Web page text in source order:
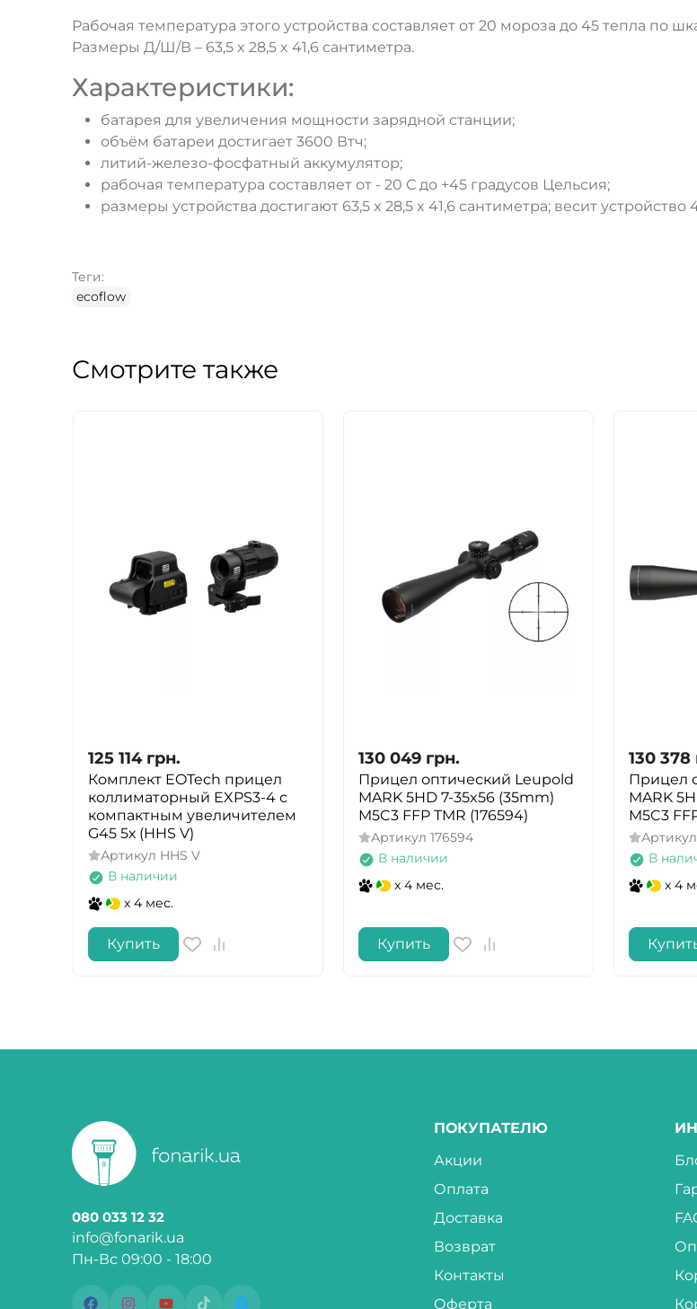
Рабочая температура этого устройства составляет от 20 мороза до 45 тепла по
Размеры Д/Ш/В – 63,5 x 28,5 x 41,6 сантиметра.
Характеристики:
батарея для увеличения мощности зарядной станции;
объём батареи достигает 3600 Втч;
литий-железо-фосфатный аккумулятор;
рабочая температура составляет от - 20 С до +45 градусов Цельсия;
размеры устройства достигают 63,5 x 28,5 x 41,6 сантиметра; весит устройство
Теги:
ecoflow
Смотрите также
125 114 грн.
Комплект EOTech прицел
коллиматорный EXPS3-4 с
компактным увеличителем
G45 5х (HHS V)
Артикул HHS V
В наличии
x 4 мес.
Купить
130 049 грн.
Прицел оптический Leupold
MARK 5HD 7-35x56 (35mm)
M5C3 FFP TMR (176594)
Артикул 176594
В наличии
x 4 мес.
Купить
130 378
Прицел
MARK
M5C3
Артикул
В
x 4
080 033 12 32
info@fonarik.ua
Пн-Вс 09:00 - 18:00
ПОКУПАТЕЛЮ
Акции
Оплата
Доставка
Возврат
Контакты
Оферта